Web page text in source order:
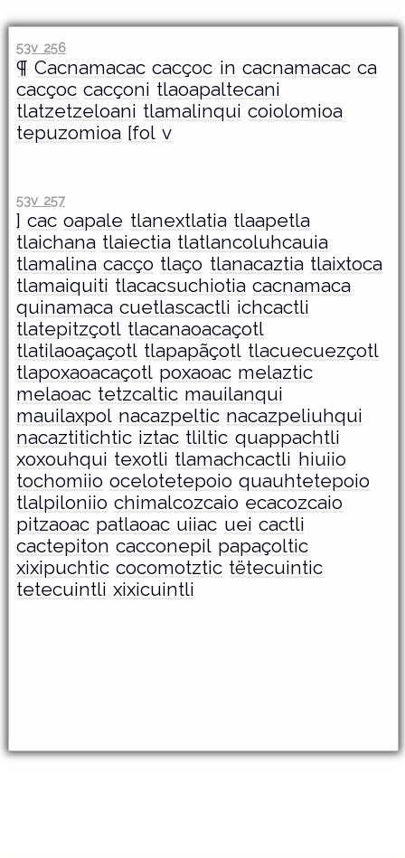
53v 256
¶ Cacnamacac cacçoc in cacnamacac ca
cacçoc cacçoni tlaoapaltecani
tlatzetzeloani tlamalinqui coiolomioa
tepuzomioa [fol v
53v 257
] cac oapale tlanextlatia tlaapetla
tlaichana tlaiectia tlatlancoluhcauia
tlamalina cacço tlaço tlanacaztia tlaixtoca
tlamaiquiti tlacacsuchiotia cacnamaca
quinamaca cuetlascactli ichcactli
tlatepitzçotl tlacanaoacaçotl
tlatilaoaçaçotl tlapapãçotl tlacuecuezçotl
tlapoxaoacaçotl poxaoac melaztic
melaoac tetzcaltic mauilanqui
mauilaxpol nacazpeltic nacazpeliuhqui
nacaztitichtic iztac tliltic quappachtli
xoxouhqui texotli tlamachcactli hiuiio
tochomiio ocelotetepoio quauhtetepoio
tlalpiloniio chimalcozcaio ecacozcaio
pitzaoac patlaoac uiiac uei cactli
cactepiton cacconepil papaçoltic
xixipuchtic cocomotztic tëtecuintic
tetecuintli xixicuintli